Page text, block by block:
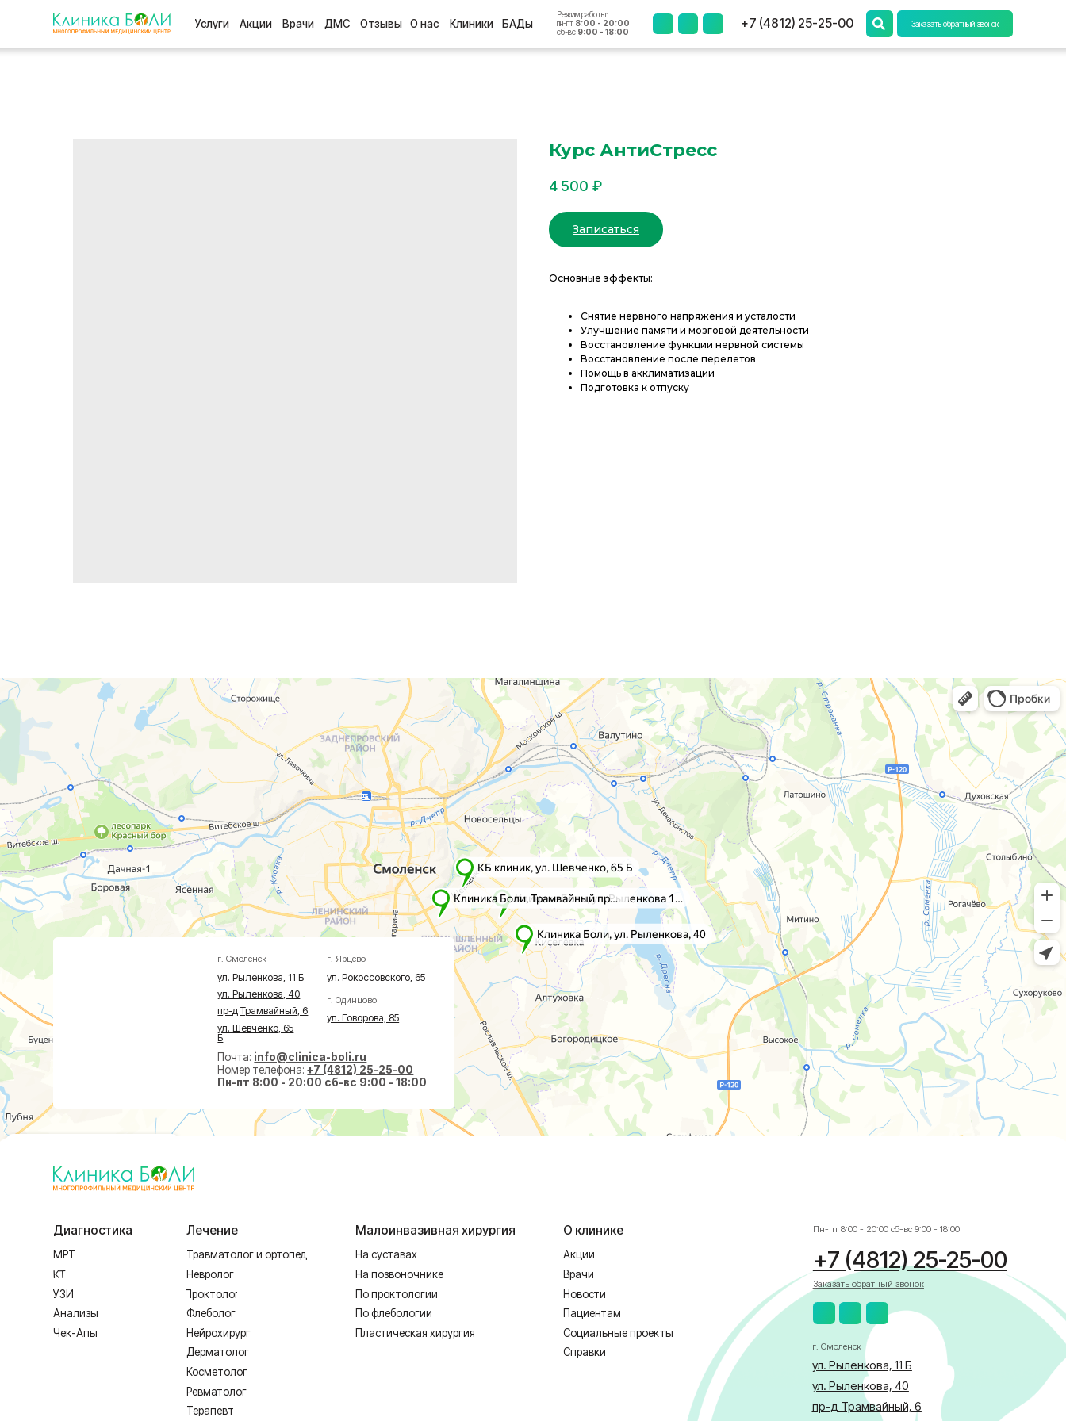
+7 (4812) 25-25-00
пн-пт8:00 - 20:00
сб-вс9:00 - 18:00
Заказать обратный звонок
БАДы
Услуги Акции Врачи ДМС Отзывы О нас Клиники
Курс АнтиСтресс
4 500 ₽
Записаться
Основные эффекты:
Снятие нервного напряжения и усталости
Улучшение памяти и мозговой деятельности
Восстановление функции нервной системы
Восстановление после перелетов
Помощь в акклиматизации
Подготовка к отпуску
Номер телефона: +7 (4812) 25-25-00
Пн-пт 8:00 - 20:00 сб-вс 9:00 - 18:00
г. Смоленск
ул. Рыленкова, 11 Б
ул. Рыленкова, 40
пр-д Трамвайный, 6
ул. Шевченко, 65
Б
ул. Рокоссовского, 65
г. Одинцово
ул. Говорова, 85
+7 (4812) 25-25-00
ул. Рокоссовского, 65
г. Одинцово
ул. Говорова, 85
пр-д Трамвайный, 6
ул. Шевченко, 65 Б
ИМЕЮТСЯ ПРОТИВОПОКАЗАНИЯ, НЕОБХОДИМА КОНСУЛЬТАЦИЯ СПЕЦИАЛИСТА
Пн-пт 8:00 - 20:00 сб-вс 9:00 - 18:00
КТ
Анализы
Чек-Апы
Травматолог и ортопед
Невролог
Флеболог
Нейрохирург
Косметолог
Терапевт
Капельницы здоровья
Лечение по ДМС
Лечебные блокады
На суставах
На позвоночнике
О клинике
Акции